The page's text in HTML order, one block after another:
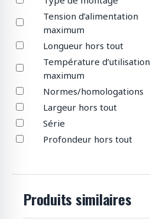
Tension d’alimentation
maximum
Longueur hors tout
Température d’utilisation
maximum
Normes/homologations
Largeur hors tout
Série
Profondeur hors tout
Produits similaires